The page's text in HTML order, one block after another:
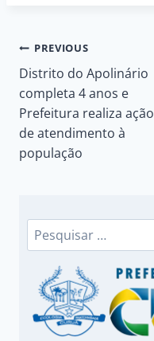
Navegação
de
Post
PREVIOUS
Distrito do Apolinário
completa 4 anos e
Prefeitura realiza ação
de atendimento à
população
Pesquisar
por: